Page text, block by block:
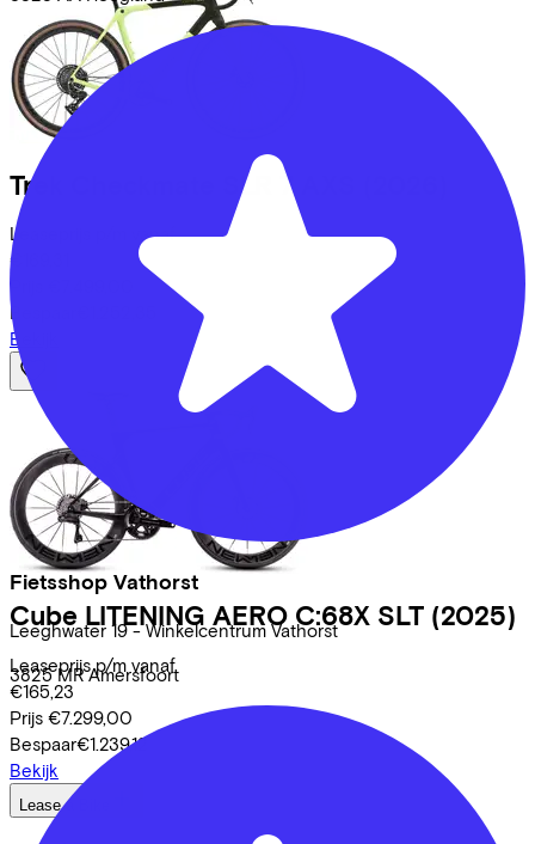
Fietsshop Vathorst
Leeghwater 19 - Winkelcentrum Vathorst
3825 MR Amersfoort
Trek Checkmate SLR 7 AXS
Leaseprijs p/m vanaf
€169,31
Prijs
Bespaar
Bekijk
Cube LITENING AERO C:68X SLT (2025)
Leaseprijs p/m vanaf
€165,23
Prijs €7.299,00
Bespaar€1.239,12
Bekijk
Lease a Bike